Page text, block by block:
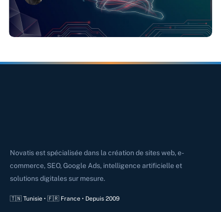
Novatis est spécialisée dans la création de sites web, e-
commerce, SEO, Google Ads, intelligence artificielle et
solutions digitales sur mesure.
🇹🇳 Tunisie • 🇫🇷 France • Depuis 2009